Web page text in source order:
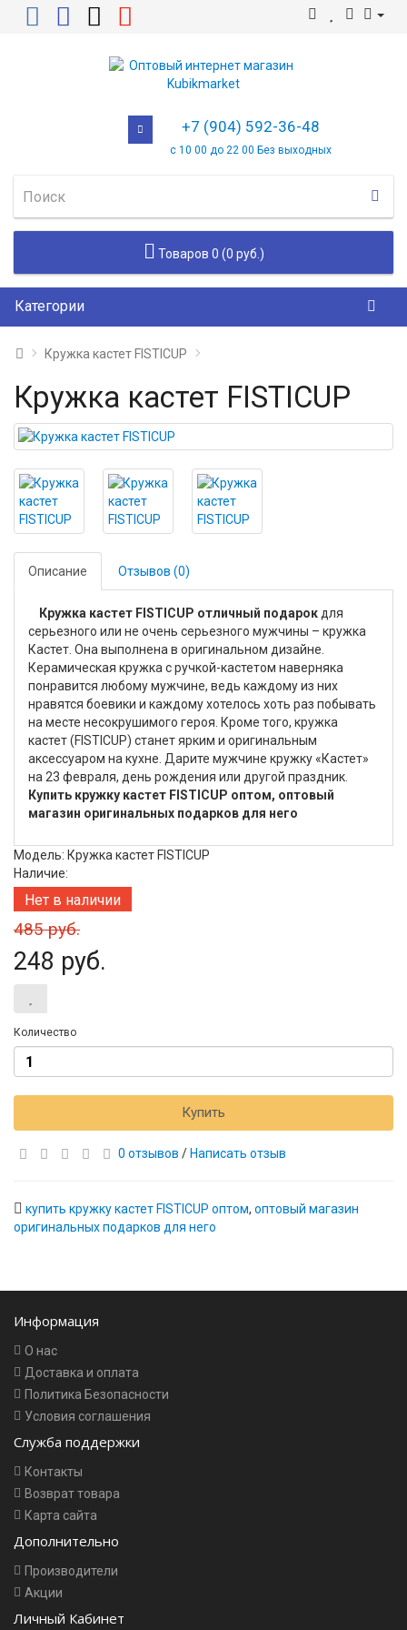
+7 (904) 592-36-48
с 10 00 до 22 00 Без выходных
Товаров 0 (0 руб.)
Категории
Кружка кастет FISTICUP
Кружка кастет FISTICUP
Описание Отзывов (0)
Кружка кастет FISTICUP отличный подарок для
серьезного или не очень серьезного мужчины – кружка
Кастет. Она выполнена в оригинальном дизайне.
Керамическая кружка с ручкой-кастетом наверняка
понравится любому мужчине, ведь каждому из них
нравятся боевики и каждому хотелось хоть раз побывать
на месте несокрушимого героя. Кроме того, кружка
кастет (FISTICUP) станет ярким и оригинальным
аксессуаром на кухне. Дарите мужчине кружку «Кастет»
на 23 февраля, день рождения или другой праздник.
Купить кружку кастет FISTICUP оптом, оптовый
магазин оригинальных подарков для него
Модель: Кружка кастет FISTICUP
Наличие:
Нет в наличии
485 руб.
248 руб.
Количество
Купить
0 отзывов / Написать отзыв
купить кружку кастет FISTICUP оптом, оптовый магазин
оригинальных подарков для него
Информация
О нас
Доставка и оплата
Политика Безопасности
Условия соглашения
Служба поддержки
Контакты
Возврат товара
Карта сайта
Дополнительно
Производители
Акции
Личный Кабинет